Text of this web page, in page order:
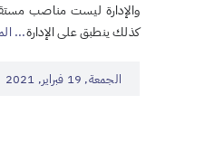
والإدارة ليست مناصب
كذلك ينطبق على الإدارة...
الجمعة, 19 فبراير, 2021